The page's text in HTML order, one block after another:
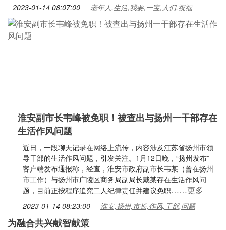
2023-01-14 08:07:00 老年人,生活,我要,一宝,人们,祝福
淮安副市长韦峰被免职！被查出与扬州一干部存在
生活作风问题
近日，一段聊天记录在网络上流传，内容涉及江苏省扬州市领
导干部的生活作风问题，引发关注。1月12日晚，“扬州发布”
客户端发布通报称，经查，淮安市政府副市长韦某（曾在扬州
市工作）与扬州市广陵区商务局副局长戴某存在生活作风问
题，目前正按程序追究二人纪律责任并建议免职……更多
2023-01-14 08:23:00 淮安,扬州,市长,作风,干部,问题
为融合共兴献智献策